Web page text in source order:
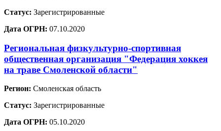
Статус: Зарегистрированные
Дата ОГРН: 07.10.2020
Региональная физкультурно-спортивная
общественная организация "Федерация хоккея
на траве Смоленской области"
Регион: Смоленская область
Статус: Зарегистрированные
Дата ОГРН: 05.10.2020